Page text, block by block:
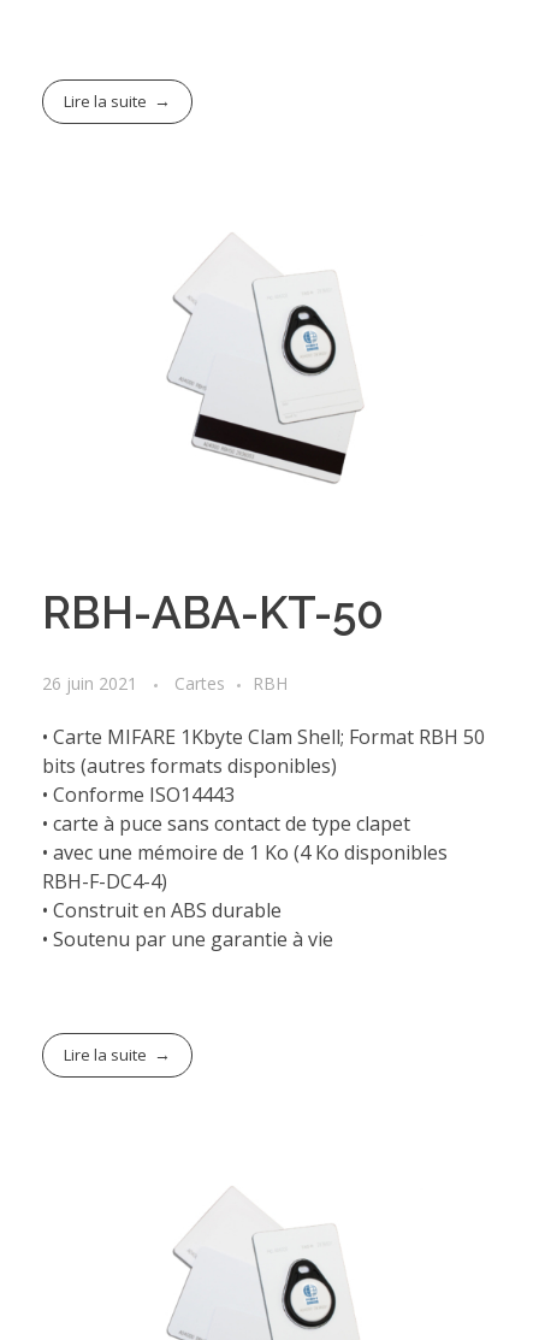
Lire la suite
RBH-ABA-KT-50
26 juin 2021 Cartes RBH
• Carte MIFARE 1Kbyte Clam Shell; Format RBH 50
bits (autres formats disponibles)
• Conforme ISO14443
• carte à puce sans contact de type clapet
• avec une mémoire de 1 Ko (4 Ko disponibles
RBH-F-DC4-4)
• Construit en ABS durable
• Soutenu par une garantie à vie
Lire la suite